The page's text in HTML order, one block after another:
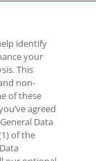
identify
your
This
non-
of these
agreed
Data
of the